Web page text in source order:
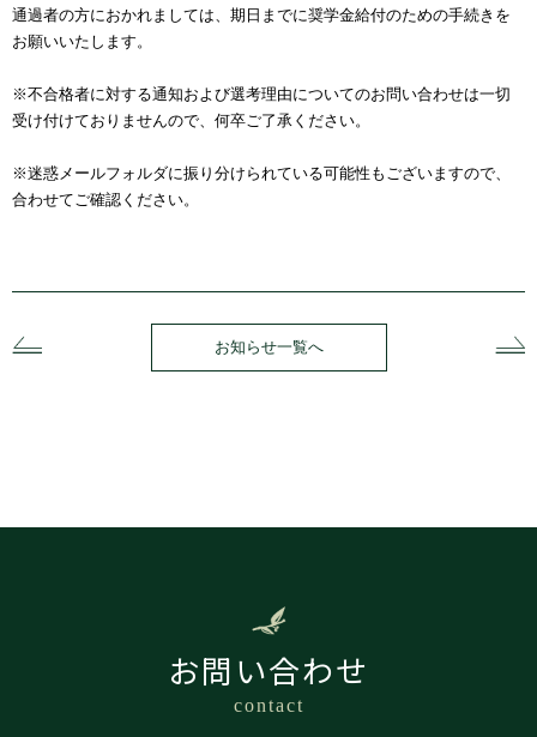
通過者の方におかれましては、期日までに奨学金給付のための手続きを
お願いいたします。
※不合格者に対する通知および選考理由についてのお問い合わせは一切
受け付けておりませんので、何卒ご了承ください。
※迷惑メールフォルダに振り分けられている可能性もございますので、
合わせてご確認ください。
お知らせ一覧へ
お問い合わせ
contact